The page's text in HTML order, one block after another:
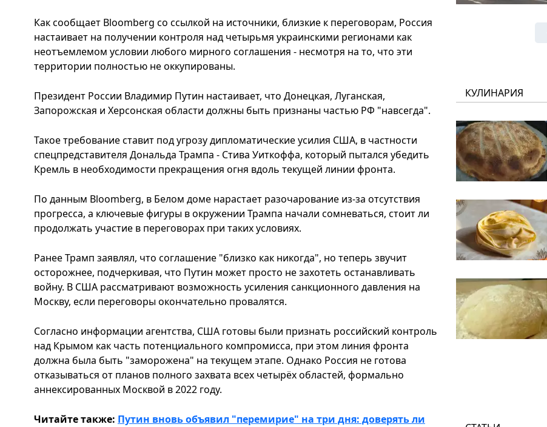
Как сообщает Bloomberg со ссылкой на источники, близкие к переговорам, Россия
настаивает на получении контроля над четырьмя украинскими регионами как
неотъемлемом условии любого мирного соглашения - несмотря на то, что эти
территории полностью не оккупированы.
Президент России Владимир Путин настаивает, что Донецкая, Луганская,
Запорожская и Херсонская области должны быть признаны частью РФ "навсегда".
Такое требование ставит под угрозу дипломатические усилия США, в частности
спецпредставителя Дональда Трампа - Стива Уиткоффа, который пытался убедить
Кремль в необходимости прекращения огня вдоль текущей линии фронта.
По данным Bloomberg, в Белом доме нарастает разочарование из-за отсутствия
прогресса, а ключевые фигуры в окружении Трампа начали сомневаться, стоит ли
продолжать участие в переговорах при таких условиях.
Ранее Трамп заявлял, что соглашение "близко как никогда", но теперь звучит
осторожнее, подчеркивая, что Путин может просто не захотеть останавливать
войну. В США рассматривают возможность усиления санкционного давления на
Москву, если переговоры окончательно провалятся.
Согласно информации агентства, США готовы были признать российский контроль
над Крымом как часть потенциального компромисса, при этом линия фронта
должна была быть "заморожена" на текущем этапе. Однако Россия не готова
отказываться от планов полного захвата всех четырёх областей, формально
аннексированных Москвой в 2022 году.
Читайте также: Путин вновь объявил "перемирие" на три дня: доверять ли
КУЛИНАРИЯ